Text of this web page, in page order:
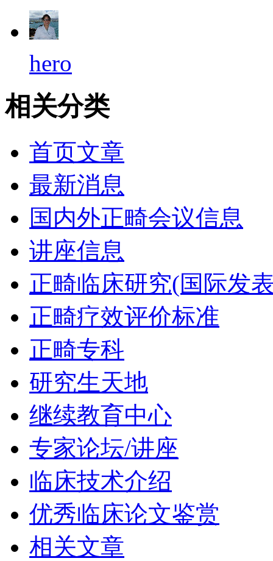
hero
相关分类
首页文章
最新消息
国内外正畸会议信息
讲座信息
正畸临床研究(国际发
正畸疗效评价标准
正畸专科
研究生天地
继续教育中心
专家论坛/讲座
临床技术介绍
优秀临床论文鉴赏
相关文章